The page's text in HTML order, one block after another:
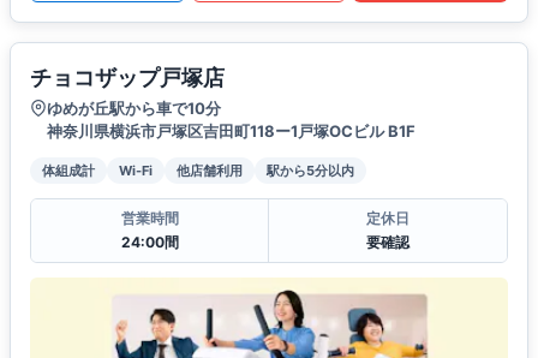
チョコザップ戸塚店
ゆめが丘駅から車で10分
神奈川県横浜市戸塚区吉田町118ー1戸塚OCビル B1F
体組成計 Wi-Fi 他店舗利用 駅から5分以内
営業時間
24:00間
定休日
要確認